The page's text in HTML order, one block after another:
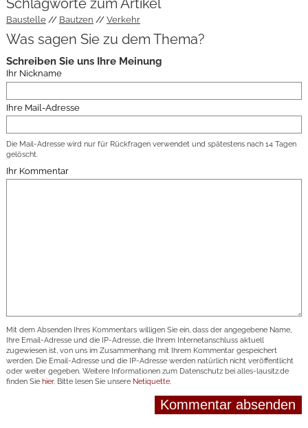
Schlagworte zum Artikel
Baustelle Bautzen Verkehr
Was sagen Sie zu dem Thema?
Schreiben Sie uns Ihre Meinung
Ihr Nickname
Ihre Mail-Adresse
Die Mail-Adresse wird nur für Rückfragen verwendet und spätestens nach 14 Tagen
gelöscht.
Ihr Kommentar
Mit dem Absenden Ihres Kommentars willigen Sie ein, dass der angegebene Name,
Ihre Email-Adresse und die IP-Adresse, die Ihrem Internetanschluss aktuell
zugewiesen ist, von uns im Zusammenhang mit Ihrem Kommentar gespeichert
werden. Die Email-Adresse und die IP-Adresse werden natürlich nicht veröffentlicht
oder weiter gegeben. Weitere Informationen zum Datenschutz bei alles-lausitz.de
finden Sie hier. Bitte lesen Sie unsere Netiquette.